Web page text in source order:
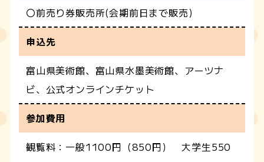
〇前売り券販売所(会期前日まで販売)
申込先
富山県美術館、富山県水墨美術館、アーツナ
ビ、公式オンラインチケット
参加費用
観覧料：一般1100円（850円） 大学生550